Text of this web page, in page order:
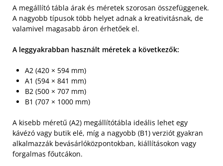
A megállító tábla árak és méretek szorosan összefüggenek.
A nagyobb típusok több helyet adnak a kreativitásnak, de
valamivel magasabb áron érhetőek el.
A leggyakrabban használt méretek a következők:
A2 (420 × 594 mm)
A1 (594 × 841 mm)
B2 (500 × 707 mm)
B1 (707 × 1000 mm)
A kisebb méretű (A2) megállítótábla ideális lehet egy
kávézó vagy butik elé, míg a nagyobb (B1) verziót gyakran
alkalmazzák bevásárlóközpontokban, kiállításokon vagy
forgalmas főutcákon.